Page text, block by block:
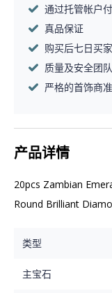
通过托管帐户
真品保证
购买后七日买
质量及安全团队
严格的首饰商
产品详情
20pcs Zambian
Round Brilliant
类型
主宝石